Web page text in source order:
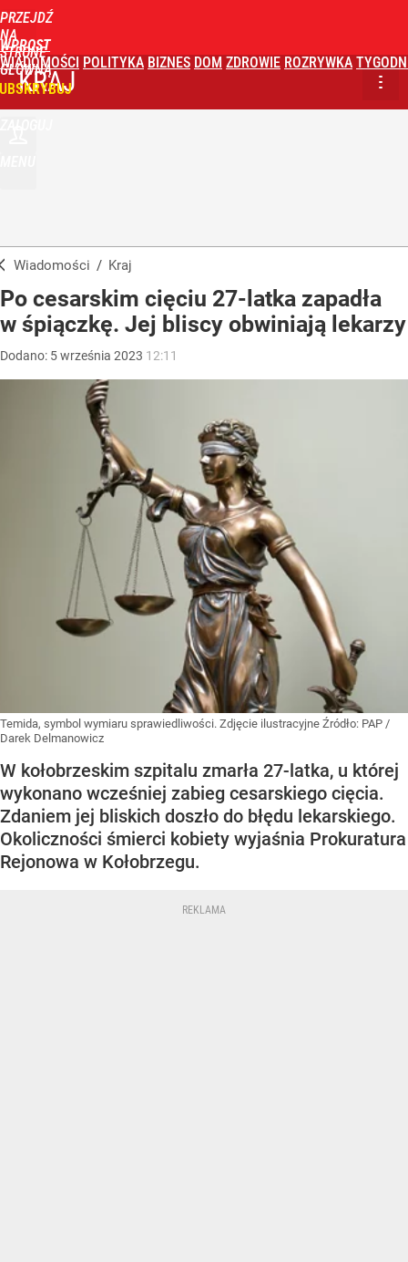
PRZEJDŹ
NA
STRONĘ
GŁÓWNĄ
WPROST
WIADOMOŚCI POLITYKA BIZNES DOM ZDROWIE ROZRYWKA
KRAJ
Wiadomości / Kraj
Po cesarskim cięciu 27-latka zapadła
w śpiączkę. Jej bliscy obwiniają lekarzy
Dodano: 5września 2023 12:11
Temida, symbol wymiaru sprawiedliwości. Zdjęcie ilustracyjne Źródło: PAP /
Darek Delmanowicz
W kołobrzeskim szpitalu zmarła 27-latka, u której
wykonano wcześniej zabieg cesarskiego cięcia.
Zdaniem jej bliskich doszło do błędu lekarskiego.
Okoliczności śmierci kobiety wyjaśnia Prokuratura
Rejonowa w Kołobrzegu.